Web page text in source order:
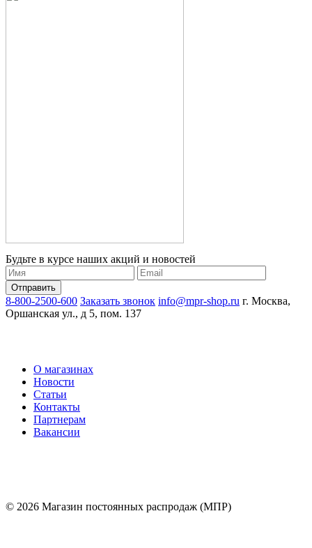
Будьте в курсе наших акций и новостей
8-800-2500-600 Заказать звонок info@mpr-shop.ru г. Москва,
Оршанская ул., д 5, пом. 137
О магазинах
Новости
Статьи
Контакты
Партнерам
Вакансии
© 2026 Магазин постоянных распродаж (МПР)